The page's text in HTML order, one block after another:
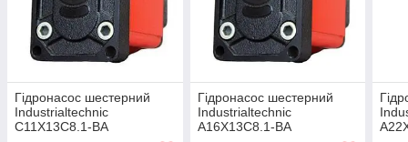
Гідронасос шестерний
Industrialtechnic
C11X13C8.1-BA
Гідронасос шестерний
Industrialtechnic
A16X13C8.1-BA